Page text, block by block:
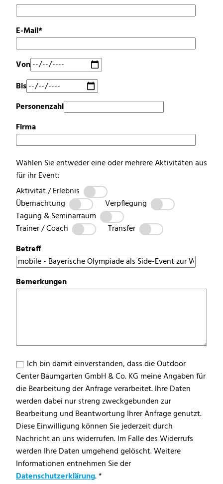
E-Mail*
Von
Bis
Personenzahl
Firma
Wählen Sie entweder eine oder mehrere Aktivitäten aus
für ihr Event:
Aktivität / Erlebnis
Übernachtung
Verpflegung
Tagung & Seminarraum
Trainer / Coach
Transfer
Betreff
Bemerkungen
Ich bin damit einverstanden, dass die Outdoor
Center Baumgarten GmbH & Co. KG meine Angaben für
die Bearbeitung der Anfrage verarbeitet. Ihre Daten
werden dabei nur streng zweckgebunden zur
Bearbeitung und Beantwortung Ihrer Anfrage genutzt.
Diese Einwilligung können Sie jederzeit durch
Nachricht an uns widerrufen. Im Falle des Widerrufs
werden Ihre Daten umgehend gelöscht. Weitere
Informationen entnehmen Sie der
Datenschutzerklärung. *